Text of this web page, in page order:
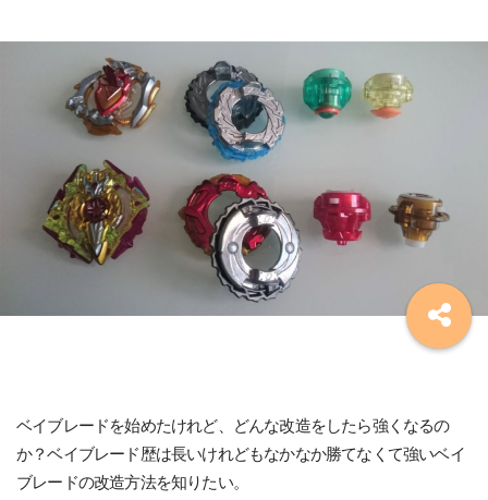
ベイブレードを始めたけれど、どんな改造をしたら強くなるの
か？ベイブレード歴は長いけれどもなかなか勝てなくて強いベイ
ブレードの改造方法を知りたい。